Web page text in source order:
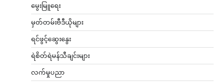
မွေးမြူရေး
မှတ်တမ်းဗီဒီယိုများ
ရင်ဖွင့်ဆွေးနွေး
ရဲစိတ်ရဲမန်သီချင်းများ
လက်မှုပညာ